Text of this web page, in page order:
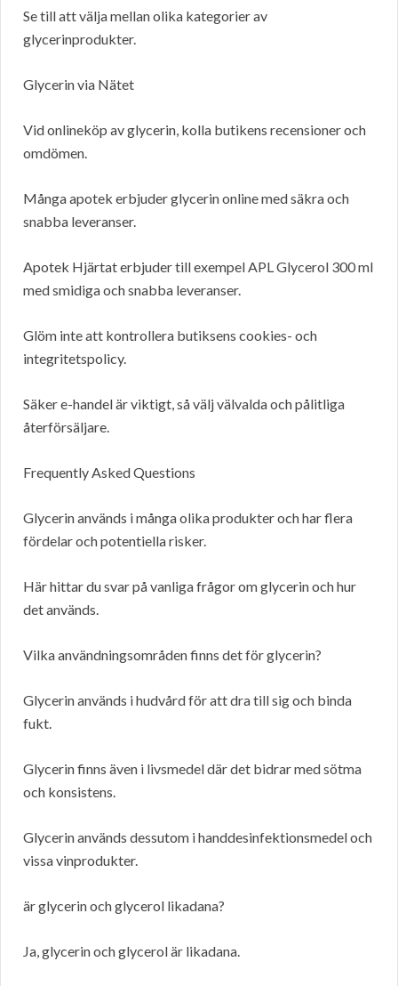
Se till att välja mellan olika kategorier av
glycerinprodukter.
Glycerin via Nätet
Vid onlineköp av glycerin, kolla butikens recensioner och
omdömen.
Många apotek erbjuder glycerin online med säkra och
snabba leveranser.
Apotek Hjärtat erbjuder till exempel APL Glycerol 300 ml
med smidiga och snabba leveranser.
Glöm inte att kontrollera butiksens cookies- och
integritetspolicy.
Säker e-handel är viktigt, så välj välvalda och pålitliga
återförsäljare.
Frequently Asked Questions
Glycerin används i många olika produkter och har flera
fördelar och potentiella risker.
Här hittar du svar på vanliga frågor om glycerin och hur
det används.
Vilka användningsområden finns det för glycerin?
Glycerin används i hudvård för att dra till sig och binda
fukt.
Glycerin finns även i livsmedel där det bidrar med sötma
och konsistens.
Glycerin används dessutom i handdesinfektionsmedel och
vissa vinprodukter.
är glycerin och glycerol likadana?
Ja, glycerin och glycerol är likadana.